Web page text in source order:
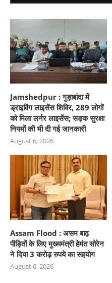
Jamshedpur : गुड़ाबांदा में
ड्राइविंग लाइसेंस शिविर, 289 लोगों
को मिला लर्नर लाइसेंस; सड़क सुरक्षा
नियमों की भी दी गई जानकारी
August 6, 2026
Assam Flood : असम बाढ़
पीड़ितों के लिए मुख्यमंत्री हेमंत सोरेन
ने दिया 3 करोड़ रुपये का सहयोग
August 6, 2026